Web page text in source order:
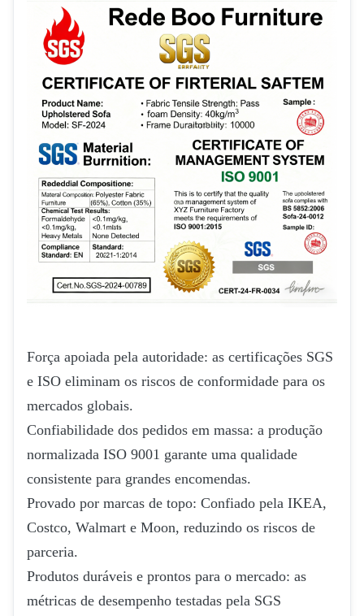
Força apoiada pela autoridade: as certificações SGS
e ISO eliminam os riscos de conformidade para os
mercados globais.
Confiabilidade dos pedidos em massa: a produção
normalizada ISO 9001 garante uma qualidade
consistente para grandes encomendas.
Provado por marcas de topo: Confiado pela IKEA,
Costco, Walmart e Moon, reduzindo os riscos de
parceria.
Produtos duráveis e prontos para o mercado: as
métricas de desempenho testadas pela SGS